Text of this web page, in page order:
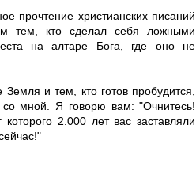
прочтение христианских писаний
тем, кто сделал себя ложными
на алтаре Бога, где оно не
и тем, кто готов пробудится,
мной. Я говорю вам: "Очнитесь!
которого 2.000 лет вас заставляли